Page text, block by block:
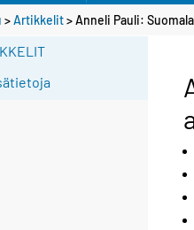
>Artikkelit> Anneli Pauli:
S